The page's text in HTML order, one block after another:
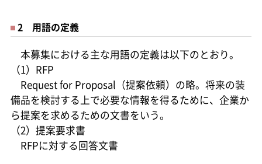
2 用語の定義
本募集における主な用語の定義は以下のとおり。
（1）RFP
Request for Proposal（提案依頼）の略。将来の装
備品を検討する上で必要な情報を得るために、企業か
ら提案を求めるための文書をいう。
（2）提案要求書
RFPに対する回答文書